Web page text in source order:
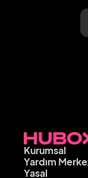
Kurumsal
Yardım
Yasal